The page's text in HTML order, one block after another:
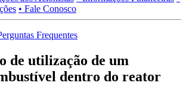
• Fale Conosco
Frequentes
de utilização de um
dentro do reator